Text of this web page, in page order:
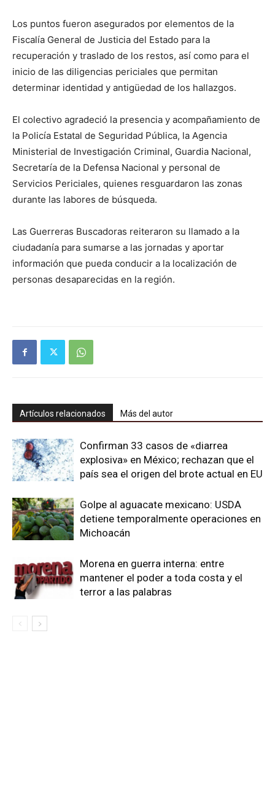
Los puntos fueron asegurados por elementos de la
Fiscalía General de Justicia del Estado para la
recuperación y traslado de los restos, así como para el
inicio de las diligencias periciales que permitan
determinar identidad y antigüedad de los hallazgos.
El colectivo agradeció la presencia y acompañamiento de
la Policía Estatal de Seguridad Pública, la Agencia
Ministerial de Investigación Criminal, Guardia Nacional,
Secretaría de la Defensa Nacional y personal de
Servicios Periciales, quienes resguardaron las zonas
durante las labores de búsqueda.
Las Guerreras Buscadoras reiteraron su llamado a la
ciudadanía para sumarse a las jornadas y aportar
información que pueda conducir a la localización de
personas desaparecidas en la región.
Artículos relacionados Más del autor
Confirman 33 casos de «diarrea
explosiva» en México; rechazan que el
país sea el origen del brote actual en EU
Golpe al aguacate mexicano: USDA
detiene temporalmente operaciones en
Michoacán
Morena en guerra interna: entre
mantener el poder a toda costa y el
terror a las palabras